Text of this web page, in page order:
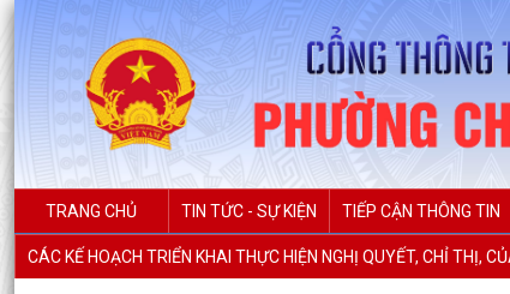
TRANG CHỦ TIN TỨC - SỰ KIỆN TIẾP CẬN THÔNG TIN
CÁC KẾ HOẠCH TRIỂN KHAI THỰC HIỆN NGHỊ QUYẾT, CHỈ THỊ,